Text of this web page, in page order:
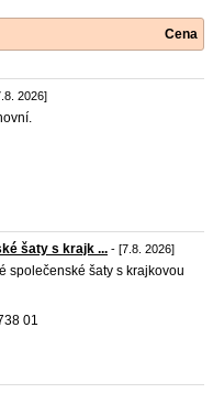
Cena
2026]
šaty s krajk ... - [7.8. 2026]
společenské šaty s krajkovou
01